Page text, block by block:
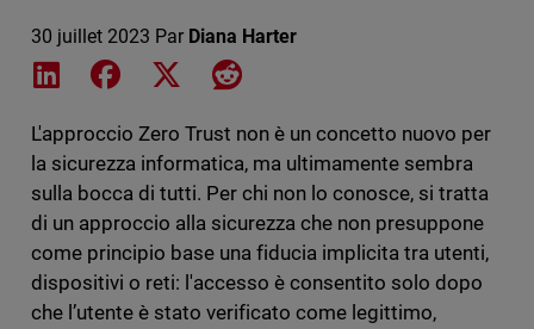
30 juillet 2023 Par Diana Harter
Share on LinkedIn
Share on Facebook
Share on XShare on Reddit
L'approccio Zero Trust non è un concetto nuovo per
la sicurezza informatica, ma ultimamente sembra
sulla bocca di tutti. Per chi non lo conosce, si tratta
di un approccio alla sicurezza che non presuppone
come principio base una fiducia implicita tra utenti,
dispositivi o reti: l'accesso è consentito solo dopo
che l’utente è stato verificato come legittimo,